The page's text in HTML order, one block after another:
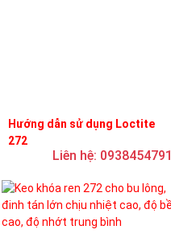
Hướng dẫn sử dụng Loctite
272
Liên hệ: 0938454791